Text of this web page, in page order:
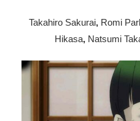
Takahiro Sakurai, Romi
Hikasa, Natsumi